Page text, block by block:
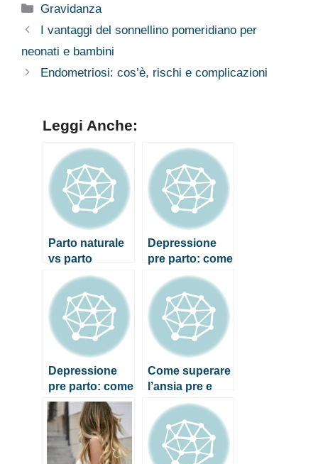
Categorie
Gravidanza
I vantaggi del sonnellino pomeridiano per
neonati e bambini
Endometriosi: cos’è, rischi e complicazioni
Leggi Anche:
Parto naturale
vs parto
epidurale: cosa
aspettarsi
Depressione
pre parto: come
riconoscerla
Depressione
pre parto: come
riconoscerla
Come superare
l’ansia pre e
post parto